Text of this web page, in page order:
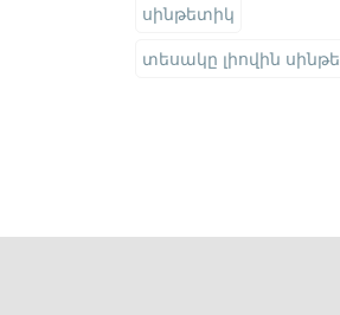
սինթետիկ
տեսակը լիովին